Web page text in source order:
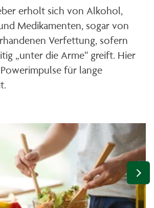
erholt sich von Alkohol,
Medikamenten, sogar von
Verfettung, sofern
„unter die Arme“ greift. Hier
für lange